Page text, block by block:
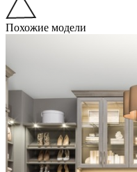
Похожие модели